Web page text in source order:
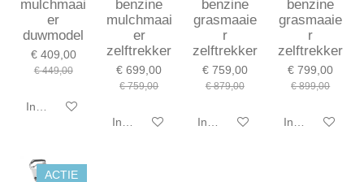
mulchmaai
er
duwmodel
€ 409,00
€ 449,00
In winkelwagen
benzine
mulchmaai
er
zelftrekker
€ 699,00
€ 759,00
In winkelwagen
benzine
grasmaaie
r
zelftrekker
€ 759,00
€ 879,00
In winkelwagen
benzine
grasmaaie
r
zelftrekker
€ 799,00
€ 899,00
In winkelwagen
ACTIE